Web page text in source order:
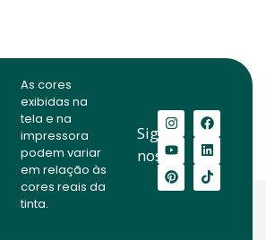
As cores
exibidas na
tela e na
impressora
podem variar
em relação às
cores reais da
tinta.
Siga-
nos: